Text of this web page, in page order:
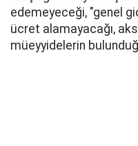
edemeyeceği, "genel
ücret alamayacağı,
müeyyidelerin